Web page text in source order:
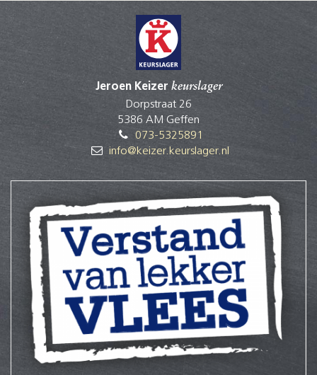
Jeroen Keizer keurslager
Dorpstraat 26
5386 AM Geffen
073-5325891
info@keizer.keurslager.nl